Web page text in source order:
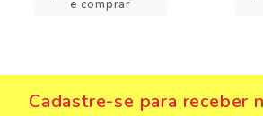
e comprar
Cadastre-se para receber